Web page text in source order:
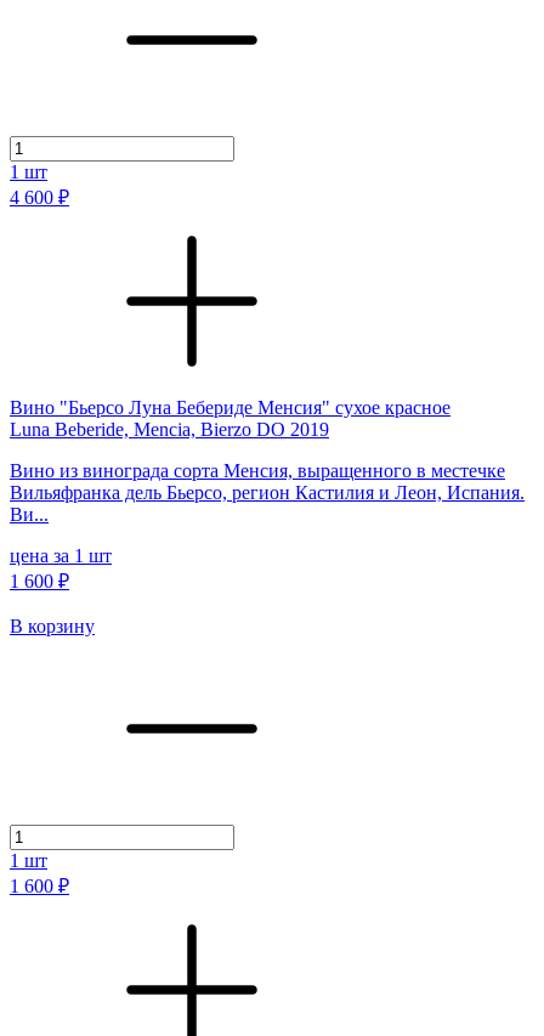
1 шт
4 600 ₽
Вино "Бьерсо Луна Бебериде Менсия" сухое красное
Luna Beberide, Mencia, Bierzo DO 2019
Вино из винограда сорта Менсия, выращенного в местечке
Вильяфранка дель Бьерсо, регион Кастилия и Леон, Испания.
Ви...
цена за 1 шт
1 600 ₽
В корзину
1 шт
1 600 ₽